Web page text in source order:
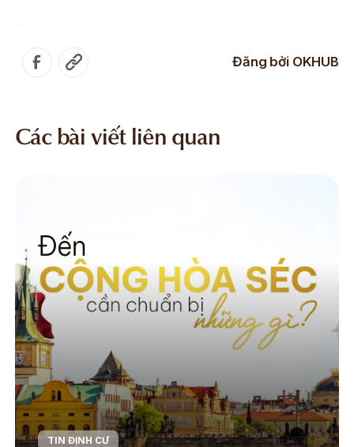
Đăng bởi OKHUB
Các bài viết liên quan
TIN ĐỊNH CƯ